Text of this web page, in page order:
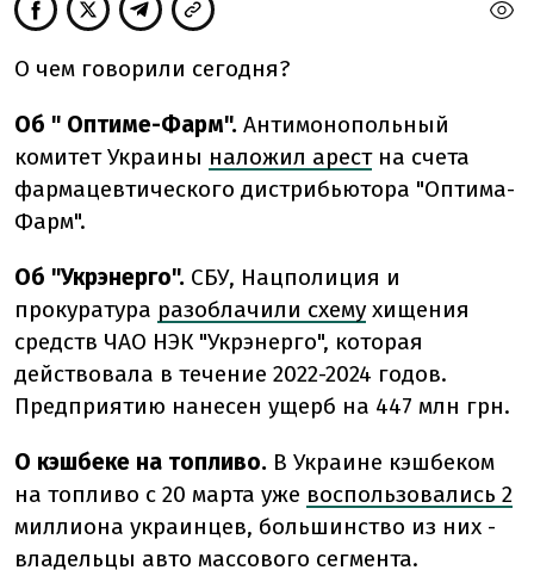
О чем говорили сегодня?
Об " Оптиме-Фарм". Антимонопольный
комитет Украины наложил арестна счета
фармацевтического дистрибьютора "Оптима-
Фарм".
Об "Укрэнерго". СБУ, Нацполиция и
прокуратура разоблачили схему хищения
средств ЧАО НЭК "Укрэнерго", которая
действовала в течение 2022-2024 годов.
Предприятию нанесен ущерб на 447 млн грн.
О кэшбеке на топливо. В Украине кэшбеком
на топливо с 20 марта уже воспользовались 2
миллиона украинцев, большинство из них -
владельцы авто массового сегмента.